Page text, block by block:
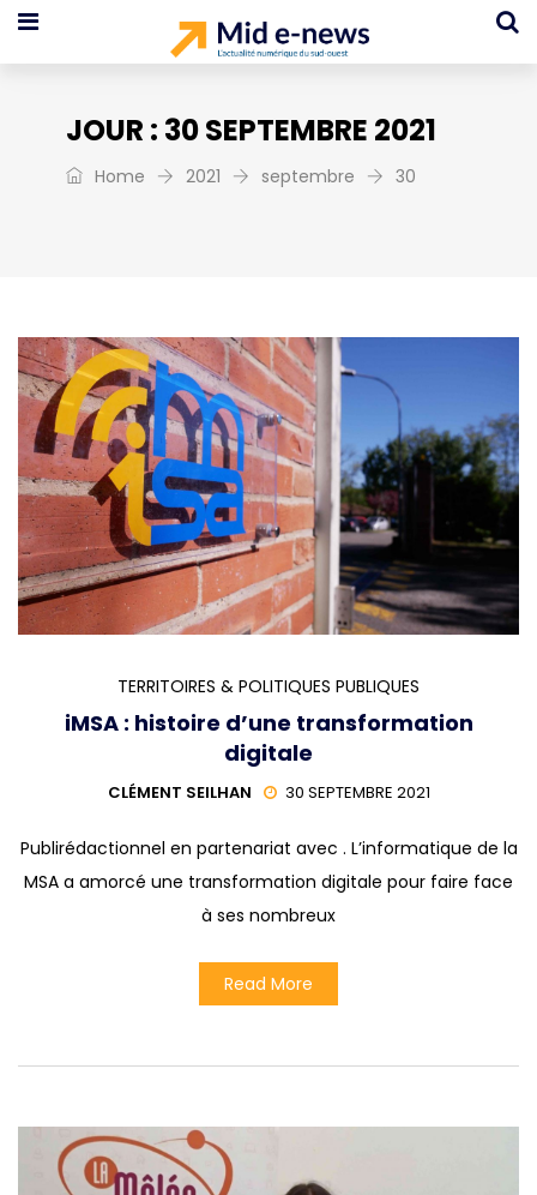
JOUR : 30 SEPTEMBRE 2021
Home 2021 septembre 30
TERRITOIRES & POLITIQUES PUBLIQUES
iMSA : histoire d’une transformation
digitale
CLÉMENT SEILHAN 30 SEPTEMBRE 2021
Publirédactionnel en partenariat avec . L’informatique de la
MSA a amorcé une transformation digitale pour faire face
à ses nombreux
Read More